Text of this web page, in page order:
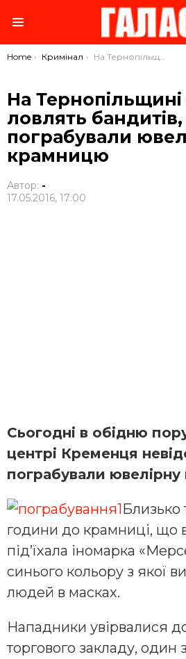
You are here:
Home Кримінал На Тернопільщині сьогодні ловлять бандитів, які пограбували ювелірну крамницю
На Тернопільщині
ловлять бандитів,
пограбували
крамницю
Автор: -
17.05.2016, 17:00
Сьогодні в обідню
центрі Кременця
пограбували
Близько
години до крамниці, що в
під’їхала іномарка
синього кольору з якої
людей в масках.
Нападники увірвалися
торгового закладу, один